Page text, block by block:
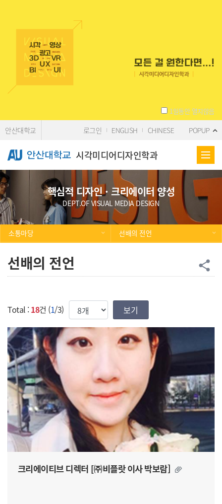
1일동안 열지않음
안산대학교 로그인 ENGLISH CHINESE POPUP
시각미디어디자인학과
핵심적 디자인 · 크리에이터 양성
DEPT.OF VISUAL MEDIA DESIGN
소통마당 선배의 전언
선배의 전언 공
share
Total :18건 (1/3) 한번에 보여질 게시물 갯수
크리에이티브 디렉터 [㈜비플랏 이사 박보람]